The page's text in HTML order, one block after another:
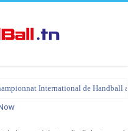
International de Handball